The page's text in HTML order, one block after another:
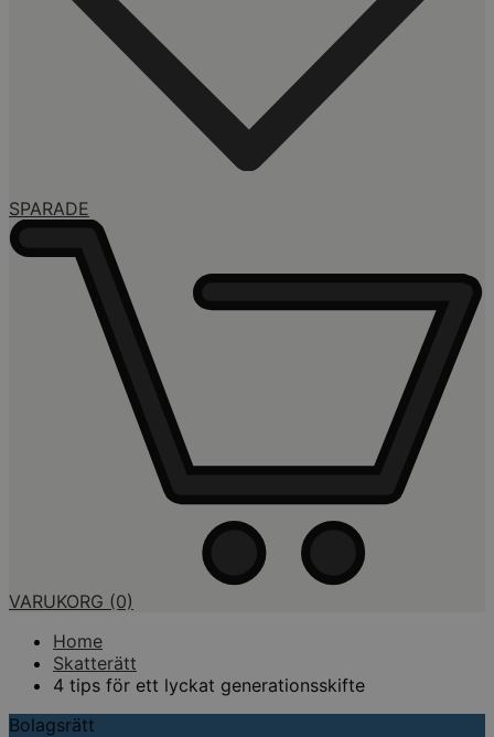
SPARADE
VARUKORG (0)
Home
Skatterätt
4 tips för ett lyckat generationsskifte
Bolagsrätt